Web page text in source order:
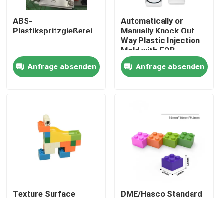
Werksbesichtigung
Qualitätskontrolle
Kontakt mit uns
Rechtssachen
Selbstspritzen
Teile von Haushaltsgeräten Spritzguss
ABS-
Plastikspritzgießerei
Anfrage absenden
Automatically or
Manually Knock Out
Way Plastic Injection
Mold with FOB
Incoterm and
DME/Hasco Standard
Anfrage absenden
Texture Surface DME/Hasco Standard